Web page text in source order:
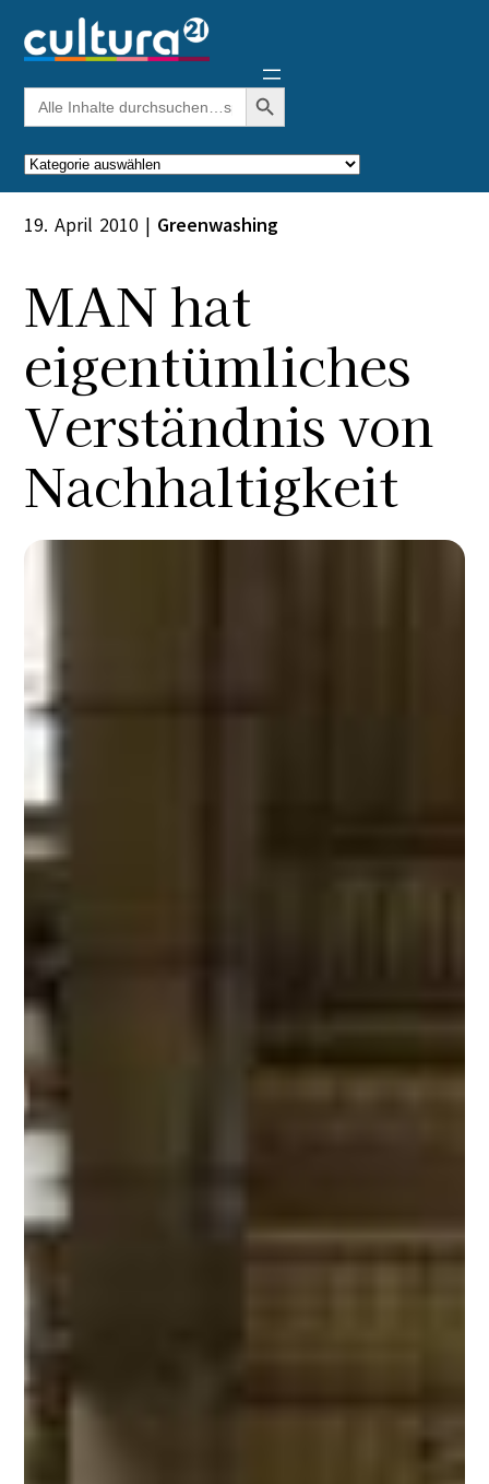
Inhalt
springen
Search
for:
Search Button
Kategorien
19. April 2010 | Greenwashing
MAN hat
eigentümliches
Verständnis von
Nachhaltigkeit